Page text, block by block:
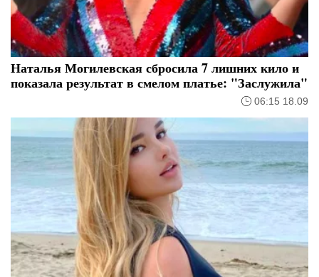
Наталья Могилевская сбросила 7 лишних кило и
показала результат в смелом платье: "Заслужила"
06:15 18.09